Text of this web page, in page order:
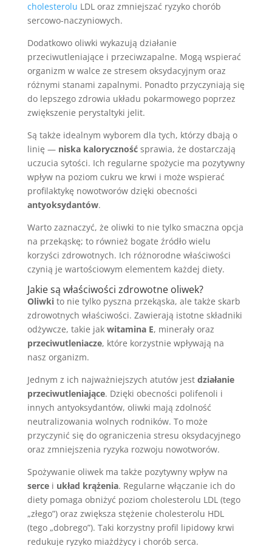
cholesterolu LDL oraz zmniejszać ryzyko chorób
sercowo-naczyniowych.
Dodatkowo oliwki wykazują działanie
przeciwutleniające i przeciwzapalne. Mogą wspierać
organizm w walce ze stresem oksydacyjnym oraz
różnymi stanami zapalnymi. Ponadto przyczyniają się
do lepszego zdrowia układu pokarmowego poprzez
zwiększenie perystaltyki jelit.
Są także idealnym wyborem dla tych, którzy dbają o
linię — niska kalorycznośćsprawia, że dostarczają
uczucia sytości. Ich regularne spożycie ma pozytywny
wpływ na poziom cukru we krwi i może wspierać
profilaktykę nowotworów dzięki obecności
antyoksydantów.
Warto zaznaczyć, że oliwki to nie tylko smaczna opcja
na przekąskę; to również bogate źródło wielu
korzyści zdrowotnych. Ich różnorodne właściwości
czynią je wartościowym elementem każdej diety.
Jakie są właściwości zdrowotne oliwek?
Oliwkito nie tylko pyszna przekąska, ale także skarb
zdrowotnych właściwości. Zawierają istotne składniki
odżywcze, takie jak witamina E, minerały oraz
przeciwutleniacze, które korzystnie wpływają na
nasz organizm.
Jednym z ich najważniejszych atutów jest działanie
przeciwutleniające. Dzięki obecności polifenoli i
innych antyoksydantów, oliwki mają zdolność
neutralizowania wolnych rodników. To może
przyczynić się do ograniczenia stresu oksydacyjnego
oraz zmniejszenia ryzyka rozwoju nowotworów.
Spożywanie oliwek ma także pozytywny wpływ na
sercei układ krążenia. Regularne włączanie ich do
diety pomaga obniżyć poziom cholesterolu LDL (tego
„złego”) oraz zwiększa stężenie cholesterolu HDL
(tego „dobrego”). Taki korzystny profil lipidowy krwi
redukuje ryzyko miażdżycy i chorób serca.